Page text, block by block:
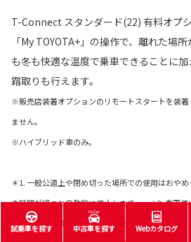
T-Connect スタンダード(22) 有料オプ
「My TOYOTA+」の操作で、離れた場
も冬も快適な温度で乗車できることに
霜取りも行えます。
※販売店装着オプションのリモートスタートを装
ません。
※ハイブリッド車のみ。
＊1. 一般公道上や閉め切った場所での使用はおや
の時間が経つと自動的に停止します。 ＊3. 車両停
させた場合、条例により、罰則を受けることがあり
試乗車を探す 中古車を探す Webカタログ